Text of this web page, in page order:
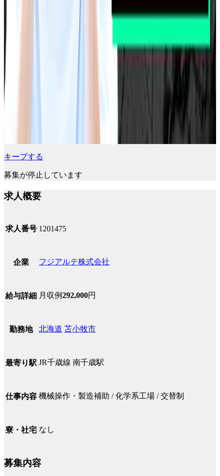
キープする
募集が停止しています
求人概要
求人番号 1201475
企業 フジアルテ株式会社
給与詳細 月収例292,000円
勤務地 北海道 苫小牧市
最寄り駅 JR千歳線 南千歳駅
仕事内容 機械操作・製造補助 / 化学系工場 / 交替制
寮・社宅 なし
募集内容